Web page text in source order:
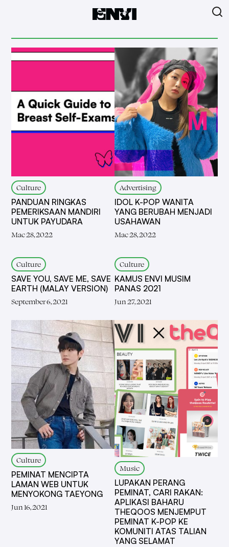
Culture
PANDUAN RINGKAS
PEMERIKSAAN MANDIRI
UNTUK PAYUDARA
Mac 28, 2022
Advertising
IDOL K-POP WANITA
YANG BERUBAH MENJADI
USAHAWAN
Mac 28, 2022
Culture
SAVE YOU, SAVE ME, SAVE
EARTH (MALAY VERSION)
September 6, 2021
Culture
KAMUS ENVI MUSIM
PANAS 2021
Jun 27, 2021
Culture
PEMINAT MENCIPTA
LAMAN WEB UNTUK
MENYOKONG TAEYONG
Jun 16, 2021
Music
LUPAKAN PERANG
PEMINAT, CARI RAKAN:
APLIKASI BAHARU
THEQOOS MENJEMPUT
PEMINAT K-POP KE
KOMUNITI ATAS TALIAN
YANG SELAMAT